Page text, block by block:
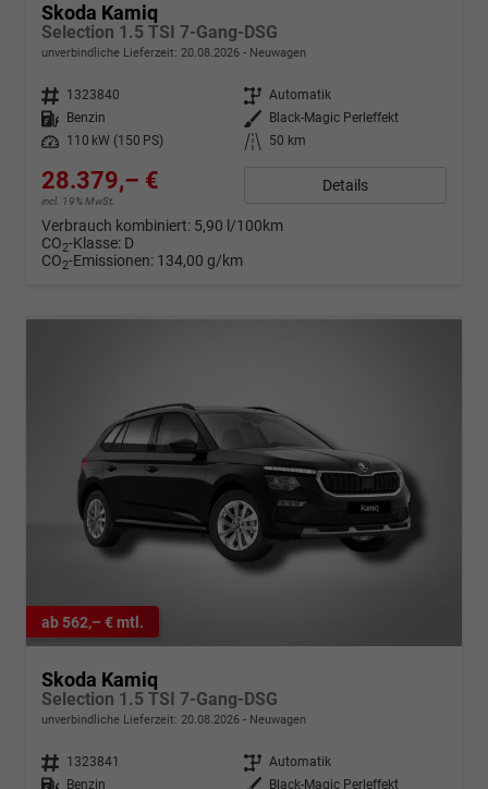
Skoda Kamiq
Selection 1.5 TSI 7-Gang-DSG
unverbindliche Lieferzeit: 20.08.2026 Neuwagen
Fahrzeugnr. 1323840 Getriebe Automatik
Kraftstoff
Benzin Außenfarbe
Black-Magic Perleffekt
Leistung
110 kW (150 PS) Kilometerstand 50 km
28.379,– €
incl. 19% MwSt.
Details
Verbrauch kombiniert: 5,90 l/100km
CO2-Klasse: D
CO2-Emissionen: 134,00 g/km
ab 562,– € mtl.
Skoda Kamiq
Selection 1.5 TSI 7-Gang-DSG
unverbindliche Lieferzeit: 20.08.2026 Neuwagen
Fahrzeugnr. 1323841 Getriebe Automatik
Kraftstoff
Benzin Außenfarbe Black-Magic Perleffekt